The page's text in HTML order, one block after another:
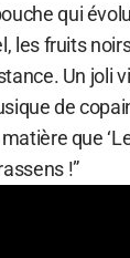
qui
les fruits
Un joli
de
que
!”